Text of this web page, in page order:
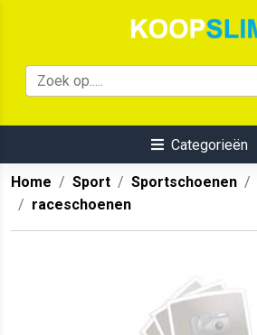
Categorieën
Home Sport Sportschoenen
raceschoenen